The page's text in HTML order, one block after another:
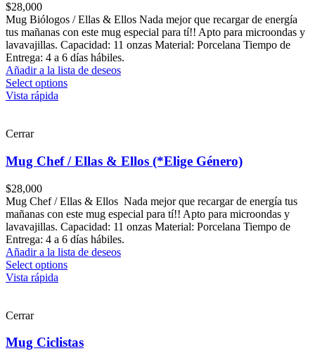
$28,000
Mug Biólogos / Ellas & Ellos Nada mejor que recargar de energía
tus mañanas con este mug especial para tí!! Apto para microondas y
lavavajillas. Capacidad: 11 onzas Material: Porcelana Tiempo de
Entrega: 4 a 6 días hábiles.
Añadir a la lista de deseos
Select options
Vista rápida
Cerrar
Mug Chef / Ellas & Ellos (*Elige Género)
$28,000
Mug Chef / Ellas & Ellos Nada mejor que recargar de energía tus
mañanas con este mug especial para tí!! Apto para microondas y
lavavajillas. Capacidad: 11 onzas Material: Porcelana Tiempo de
Entrega: 4 a 6 días hábiles.
Añadir a la lista de deseos
Select options
Vista rápida
Cerrar
Mug Ciclistas